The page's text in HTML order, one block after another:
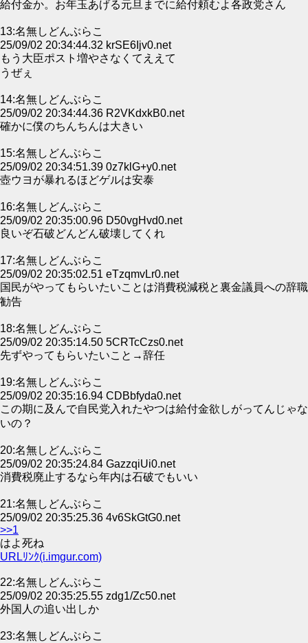
給付金か。お年玉あげる元旦までに給付頼むよ各政党さん
13:名無しどんぶらこ
25/09/02 20:34:44.32 krSE6Ijv0.net
もう大臣ポスト増やさなくてええて
うぜぇ
14:名無しどんぶらこ
25/09/02 20:34:44.36 R2VKdxkB0.net
確かに僕のちんちんは大きい
15:名無しどんぶらこ
25/09/02 20:34:51.39 0z7klG+y0.net
壺ウヨが暴れるほどゲルは安泰
16:名無しどんぶらこ
25/09/02 20:35:00.96 D50vgHvd0.net
良いぞ石破どんどん破壊してくれ
17:名無しどんぶらこ
25/09/02 20:35:02.51 eTzqmvLr0.net
国民がやってもらいたいことは消費税減税と裏金議員への辞職
勧告
18:名無しどんぶらこ
25/09/02 20:35:14.50 5CRTcCzs0.net
先ずやってもらいたいこと→辞任
19:名無しどんぶらこ
25/09/02 20:35:16.94 CDBbfyda0.net
この期に及んで自民党入れたやつは給付金欲しがってんじゃな
いの？
20:名無しどんぶらこ
25/09/02 20:35:24.84 GazzqiUi0.net
消費税廃止するなら年内は石破でもいい
21:名無しどんぶらこ
25/09/02 20:35:25.36 4v6SkGtG0.net
>>1
はよ死ね
URLﾘﾝｸ(i.imgur.com)
22:名無しどんぶらこ
25/09/02 20:35:25.55 zdg1/Zc50.net
外国人の追い出しか
23:名無しどんぶらこ